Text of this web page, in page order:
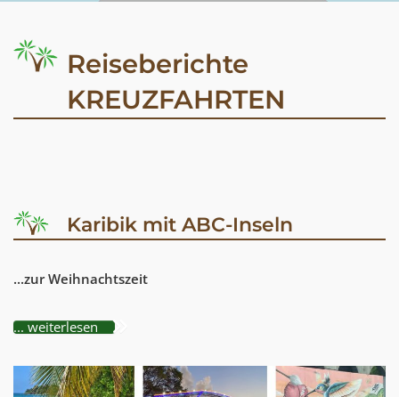
Reiseberichte
KREUZFAHRTEN
Karibik mit ABC-Inseln
...zur Weihnachtszeit
... weiterlesen